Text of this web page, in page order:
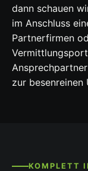
dann schauen
im Anschluss
Partnerfirmen
zur besenreinen
KOMPLETT